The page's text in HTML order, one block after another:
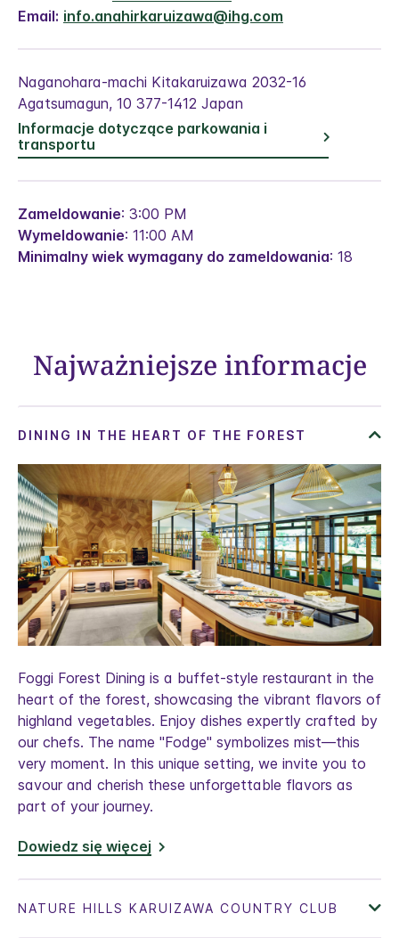
Email: info.anahirkaruizawa@ihg.com
Naganohara-machi Kitakaruizawa 2032-16
Agatsumagun, 10 377-1412 Japan
Informacje dotyczące parkowania i
transportu
Zameldowanie: 3:00 PM
Wymeldowanie: 11:00 AM
Minimalny wiek wymagany do zameldowania: 18
Najważniejsze informacje
Foggi Forest Dining is a buffet-style restaurant in the
heart of the forest, showcasing the vibrant flavors of
highland vegetables. Enjoy dishes expertly crafted by
our chefs. The name "Fodge" symbolizes mist—this
very moment. In this unique setting, we invite you to
savour and cherish these unforgettable flavors as
part of your journey.
Dowiedz się więcej